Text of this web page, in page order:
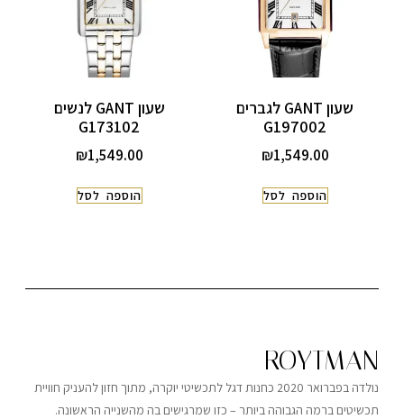
שעון GANT לגברים
G197002
₪1,549.00
הוספה לסל
שעון GANT לנשים
G173102
₪1,549.00
הוספה לסל
ROYTMAN
נולדה בפברואר 2020 כחנות דגל לתכשיטי יוקרה, מתוך חזון להעניק חוויית
תכשיטים ברמה הגבוהה ביותר – כזו שמרגישים בה מהשנייה הראשונה.